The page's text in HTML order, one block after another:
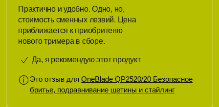
Практично и удобно. Одно, но,
стоимость сменных лезвий. Цена
приближается к приобритеню
нового тримера в сборе.
Да, я рекомендую этот продукт
Это отзыв для OneBlade QP2520/20 Безопасное
бритье, подравнивание щетины и стайлинг